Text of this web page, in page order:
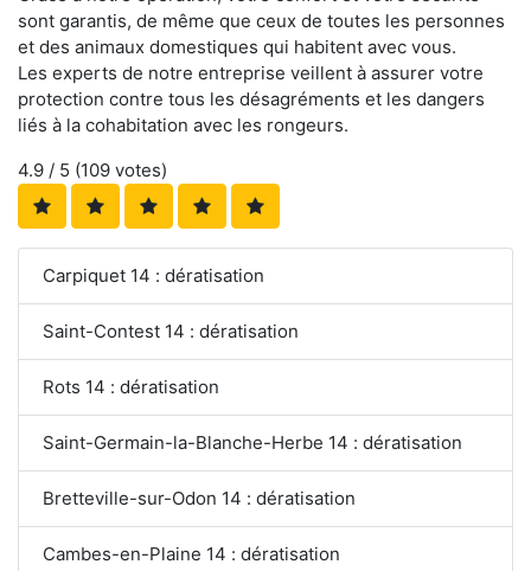
sont garantis, de même que ceux de toutes les personnes
et des animaux domestiques qui habitent avec vous.
Les experts de notre entreprise veillent à assurer votre
protection contre tous les désagréments et les dangers
liés à la cohabitation avec les rongeurs.
4.9 / 5 (109 votes)
Carpiquet 14 : dératisation
Saint-Contest 14 : dératisation
Rots 14 : dératisation
Saint-Germain-la-Blanche-Herbe 14 : dératisation
Bretteville-sur-Odon 14 : dératisation
Cambes-en-Plaine 14 : dératisation